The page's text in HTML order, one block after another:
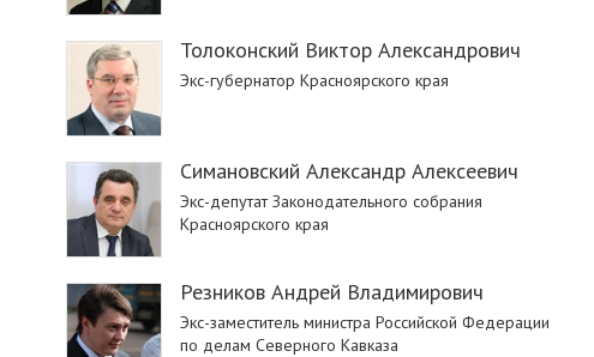
Толоконский Виктор Александрович
Экс-губернатор Красноярского края
Симановский Александр Алексеевич
Экс-депутат Законодательного собрания
Красноярского края
Резников Андрей Владимирович
Экс-заместитель министра Российской Федерации
по делам Северного Кавказа